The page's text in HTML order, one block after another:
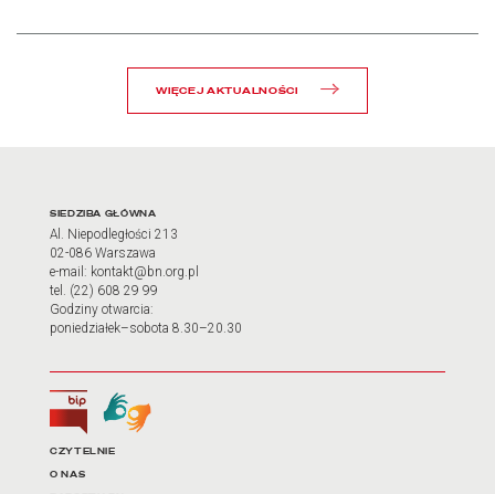
WIĘCEJ AKTUALNOŚCI
Adres oraz godziny
SIEDZIBA GŁÓWNA
Al. Niepodległości 213
02-086 Warszawa
e-mail: kontakt@bn.org.pl
tel. (22) 608 29 99
Godziny otwarcia:
poniedziałek–sobota 8.30–20.30
Biuletyn Informacji Publicznej
Tłumacz języka migowego
Linki do najważniejszych
CZYTELNIE
O NAS